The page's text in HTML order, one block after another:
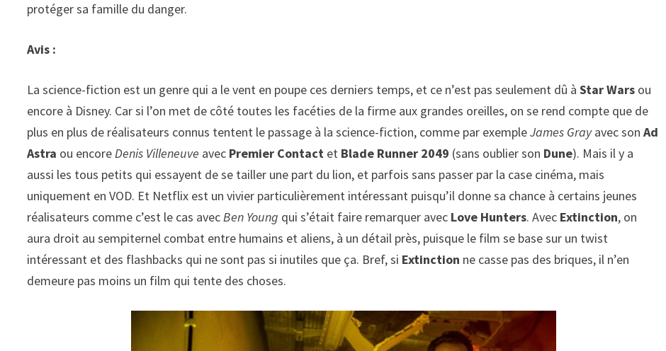
protéger sa famille du danger.
Avis :
La science-fiction est un genre qui a le vent en poupe ces derniers temps, et ce n’est pas seulement dû àStar Wars ou
encore à Disney. Car si l’on met de côté toutes les facéties de la firme aux grandes oreilles, on se rend compte que de
plus en plus de réalisateurs connus tentent le passage à la science-fiction, comme par exempleJames Grayavec sonAd
Astra ou encoreDenis Villeneuve avec Premier Contact et Blade Runner 2049 (sans oublier son Dune). Mais il y a
aussi les tous petits qui essayent de se tailler une part du lion, et parfois sans passer par la case cinéma, mais
uniquement en VOD. Et Netflix est un vivier particulièrement intéressant puisqu’il donne sa chance à certains jeunes
réalisateurs comme c’est le cas avecBen Young qui s’était faire remarquer avec Love Hunters. Avec Extinction, on
aura droit au sempiternel combat entre humains et aliens, à un détail près, puisque le film se base sur un twist
intéressant et des flashbacks qui ne sont pas si inutiles que ça. Bref, si Extinction ne casse pas des briques, il n’en
demeure pas moins un film qui tente des choses.